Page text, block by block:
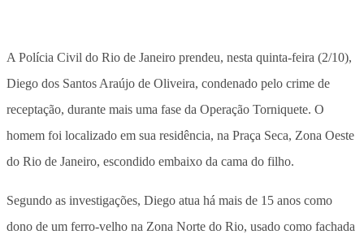
A Polícia Civil do Rio de Janeiro prendeu, nesta quinta-feira (2/10),
Diego dos Santos Araújo de Oliveira, condenado pelo crime de
receptação, durante mais uma fase da Operação Torniquete. O
homem foi localizado em sua residência, na Praça Seca, Zona Oeste
do Rio de Janeiro, escondido embaixo da cama do filho.
Segundo as investigações, Diego atua há mais de 15 anos como
dono de um ferro-velho na Zona Norte do Rio, usado como fachada